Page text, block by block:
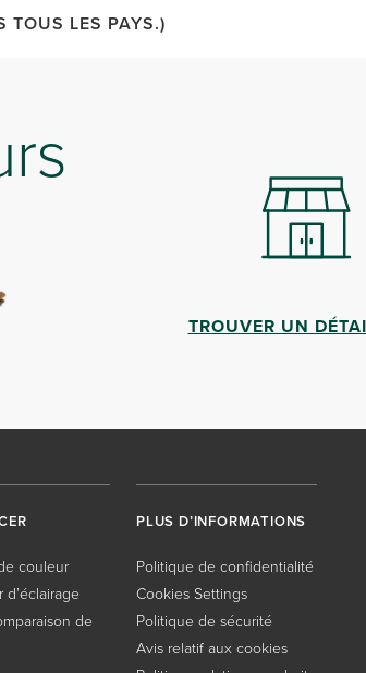
TOUS LES PAYS.)
TROUVER UN
couleur
de
PLUS D’INFORMATIONS
Politique de confidentialité
Cookies Settings
Politique de sécurité
Avis relatif aux cookies